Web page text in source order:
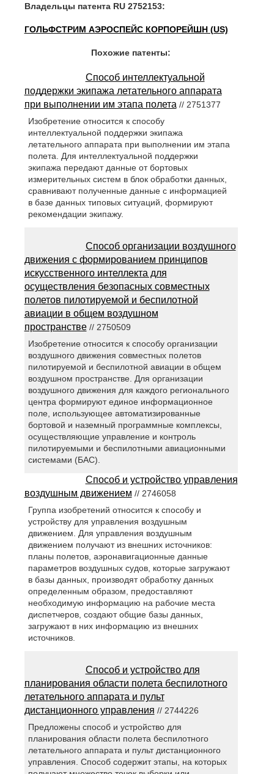
Владельцы патента RU 2752153:
ГОЛЬФСТРИМ АЭРОСПЕЙС КОРПОРЕЙШН (US)
Похожие патенты:
Способ интеллектуальной
поддержки экипажа летательного аппарата
при выполнении им этапа полета // 2751377
Изобретение относится к способу
интеллектуальной поддержки экипажа
летательного аппарата при выполнении им этапа
полета. Для интеллектуальной поддержки
экипажа передают данные от бортовых
измерительных систем в блок обработки данных,
сравнивают полученные данные с информацией
в базе данных типовых ситуаций, формируют
рекомендации экипажу.
Способ организации воздушного
движения с формированием принципов
искусственного интеллекта для
осуществления безопасных совместных
полетов пилотируемой и беспилотной
авиации в общем воздушном
пространстве// 2750509
Изобретение относится к способу организации
воздушного движения совместных полетов
пилотируемой и беспилотной авиации в общем
воздушном пространстве. Для организации
воздушного движения для каждого регионального
центра формируют единое информационное
поле, использующее автоматизированные
бортовой и наземный программные комплексы,
осуществляющие управление и контроль
пилотируемыми и беспилотными авиационными
системами (БАС).
Способ и устройство управления
воздушным движением // 2746058
Группа изобретений относится к способу и
устройству для управления воздушным
движением. Для управления воздушным
движением получают из внешних источников:
планы полетов, аэронавигационные данные
параметров воздушных судов, которые загружают
в базы данных, производят обработку данных
определенным образом, предоставляют
необходимую информацию на рабочие места
диспетчеров, создают общие базы данных,
загружают в них информацию из внешних
источников.
Способ и устройство для
планирования области полета беспилотного
летательного аппарата и пульт
дистанционного управления // 2744226
Предложены способ и устройство для
планирования области полета беспилотного
летательного аппарата и пульт дистанционного
управления. Способ содержит этапы, на которых